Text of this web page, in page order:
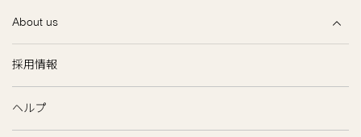
About us
採用情報
ヘルプ